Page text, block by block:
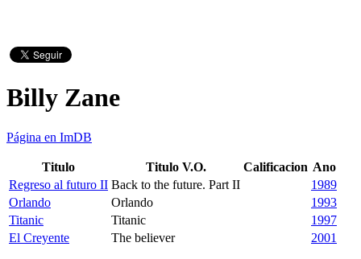
Billy Zane
Página en ImDB
Titulo Titulo V.O. Calificacion Ano
Regreso al futuro II Back to the future. Part II
1989
Orlando
Orlando
1993
Titanic
Titanic
1997
El Creyente
The believer 2001